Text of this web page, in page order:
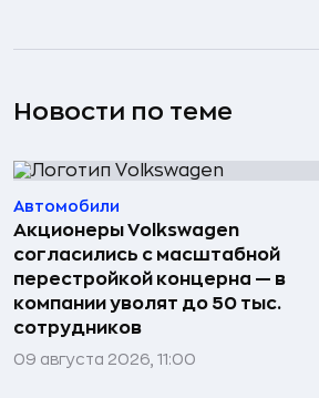
Новости по теме
Автомобили
Акционеры Volkswagen
согласились с масштабной
перестройкой концерна — в
компании уволят до 50 тыс.
сотрудников
09 августа 2026, 11:00